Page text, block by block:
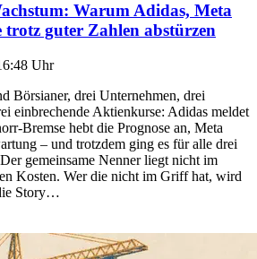
Warum Adidas, Meta
guter Zahlen abstürzen
Uhr
Börsianer, drei Unternehmen, drei
einbrechende Aktienkurse: Adidas meldet
Bremse hebt die Prognose an, Meta
– und trotzdem ging es für alle drei
gemeinsame Nenner liegt nicht im
Kosten. Wer die nicht im Griff hat, wird
Story…